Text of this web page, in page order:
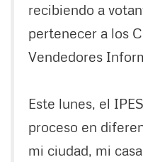
recibiendo a
pertenecer a los
Vendedores
Este lunes, el
proceso en
mi ciudad, mi